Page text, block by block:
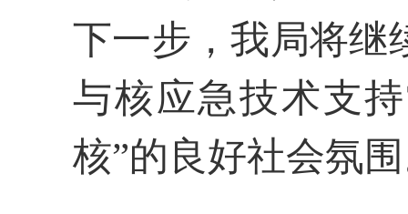
下一步，我局将继
与核应急技术支
核”的良好社会氛